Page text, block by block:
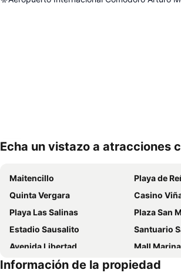
Echa un vistazo a atracciones
Maitencillo
Playa de
Quinta Vergara
Casino
Playa Las Salinas
Plaza San
Estadio Sausalito
Santuario
Avenida Libertad
Mall
Cerro Alegre
Valparaíso
Información de la propiedad